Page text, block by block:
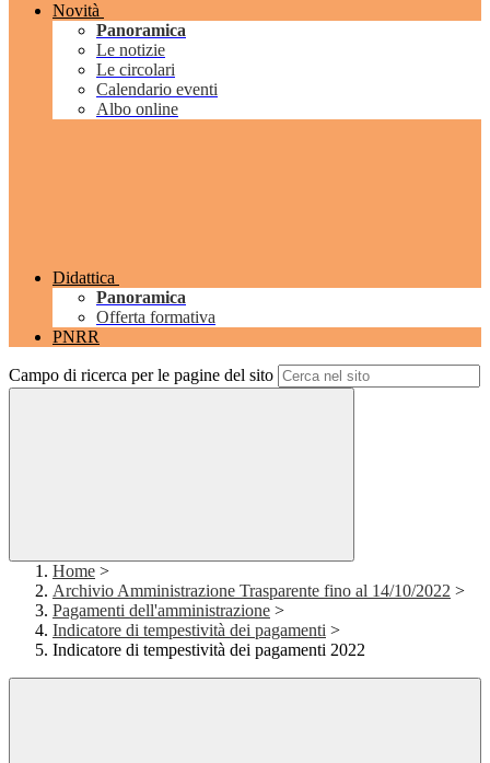
Novità
Panoramica
Le notizie
Le circolari
Calendario eventi
Albo online
Didattica
Panoramica
Offerta formativa
PNRR
Campo di ricerca per le pagine del sito
Home >
Archivio Amministrazione Trasparente fino al 14/10/2022 >
Pagamenti dell'amministrazione >
Indicatore di tempestività dei pagamenti >
Indicatore di tempestività dei pagamenti 2022